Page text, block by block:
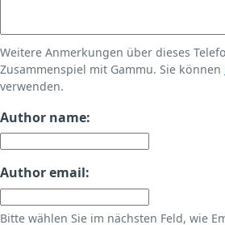
Weitere Anmerkungen über dieses
Zusammenspiel mit Gammu. Sie können
verwenden.
Author name:
Author email:
Bitte wählen Sie im nächsten Feld, wie